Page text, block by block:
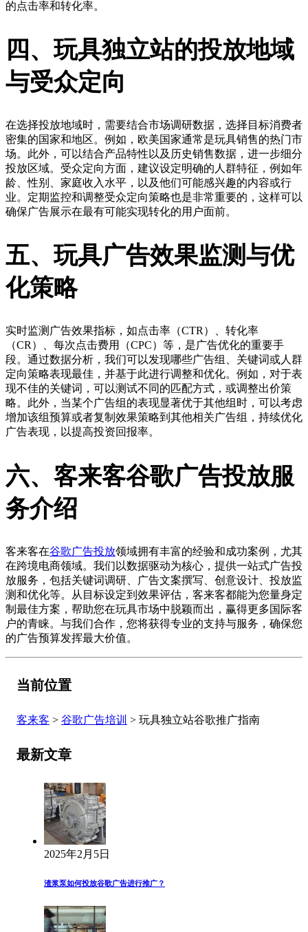
的点击率和转化率。
四、玩具独立站的投放地域
与受众定向
在选择投放地域时，需要结合市场调研数据，选择目标消费者
密集的国家和地区。例如，欧美国家通常是玩具销售的热门市
场。此外，可以结合产品特性以及历史销售数据，进一步细分
投放区域。受众定向方面，建议设定明确的人群特征，例如年
龄、性别、家庭收入水平，以及他们可能感兴趣的内容或行
业。定期监控和调整受众定向策略也是非常重要的，这样可以
确保广告展示在最有可能实现转化的用户面前。
五、玩具广告效果监测与优
化策略
实时监测广告效果指标，如点击率（CTR）、转化率
（CR）、每次点击费用（CPC）等，是广告优化的重要手
段。通过数据分析，我们可以发现哪些广告组、关键词或人群
定向策略表现最佳，并基于此进行调整和优化。例如，对于表
现不佳的关键词，可以测试不同的匹配方式，或调整出价策
略。此外，当某个广告组的表现显著优于其他组时，可以考虑
增加该组预算或者复制效果策略到其他相关广告组，持续优化
广告表现，以提高投资回报率。
六、客来客谷歌广告投放服
务介绍
客来客在谷歌广告投放领域拥有丰富的经验和成功案例，尤其
在跨境电商领域。我们以数据驱动为核心，提供一站式广告投
放服务，包括关键词调研、广告文案撰写、创意设计、投放监
测和优化等。从目标设定到效果评估，客来客都能为您量身定
制最佳方案，帮助您在玩具市场中脱颖而出，赢得更多国际客
户的青睐。与我们合作，您将获得专业的支持与服务，确保您
的广告预算发挥最大价值。
当前位置
客来客 > 谷歌广告培训 > 玩具独立站谷歌推广指南
最新文章
2025年2月5日
渣浆泵如何投放谷歌广告进行推广？